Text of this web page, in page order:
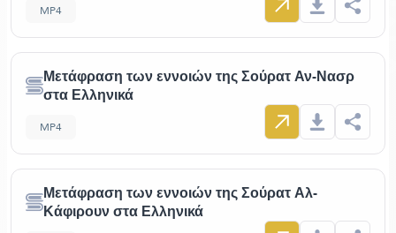
MP4
Μετάφραση των εννοιών της Σούρατ Αν-Νασρ
στα Ελληνικά
MP4
Μετάφραση των εννοιών της Σούρατ Αλ-
Κάφιρουν στα Ελληνικά